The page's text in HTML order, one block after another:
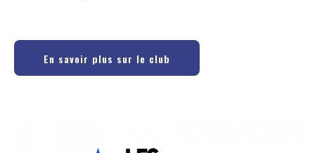
En savoir plus sur le club